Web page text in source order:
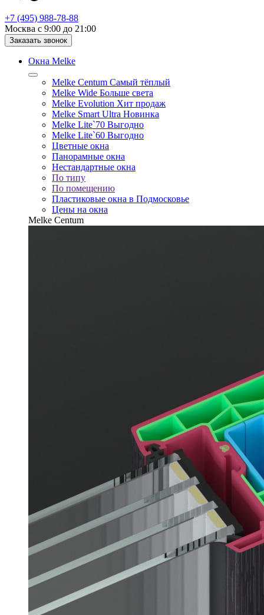
+7 (495) 988-78-88
Москва с 9:00 до 21:00
Заказать звонок
Окна Melke
Melke Centum Самый тёплый
Melke Wide Больше света
Melke Evolution Хит продаж
Melke Smart Ultra Новинка
Melke Lite`70 Выгодно
Melke Lite`60 Выгодно
Цветные окна
Панорамные окна
Нестандартные окна
По типу
По помещению
Пластиковые окна в Подмосковье
Цены на окна
Melke Centum